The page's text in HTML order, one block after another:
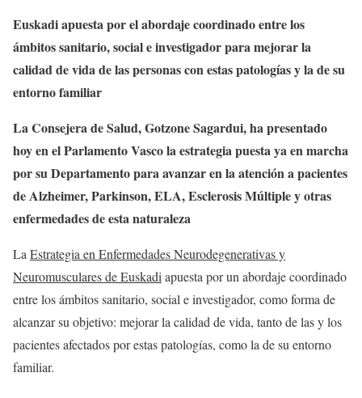
Euskadi apuesta por el abordaje coordinado entre los
ámbitos sanitario, social e investigador para mejorar la
calidad de vida de las personas con estas patologías y la de su
entorno familiar
La Consejera de Salud, Gotzone Sagardui, ha presentado
hoy en el Parlamento Vasco la estrategia puesta ya en marcha
por su Departamento para avanzar en la atención a pacientes
de Alzheimer, Parkinson, ELA, Esclerosis Múltiple y otras
enfermedades de esta naturaleza
La Estrategia en Enfermedades Neurodegenerativas y
Neuromusculares de Euskadi apuesta por un abordaje coordinado
entre los ámbitos sanitario, social e investigador, como forma de
alcanzar su objetivo: mejorar la calidad de vida, tanto de las y los
pacientes afectados por estas patologías, como la de su entorno
familiar.